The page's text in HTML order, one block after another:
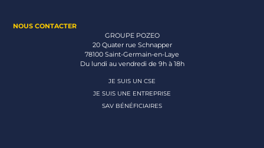
NOUS CONTACTER
GROUPE POZEO
20 Quater rue Schnapper
78100 Saint-Germain-en-Laye
Du lundi au vendredi de 9h à 18h
JE SUIS UN CSE
JE SUIS UNE ENTREPRISE
SAV BÉNÉFICIAIRES